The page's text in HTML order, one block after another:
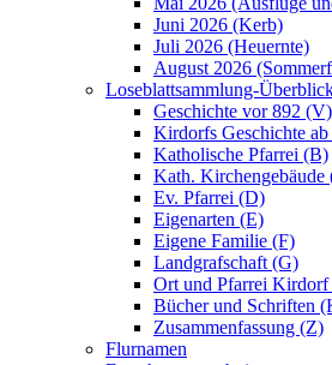
Juni 2026 (Kerb)
Juli 2026 (Heuernte)
August 2026
Loseblattsammlung-
Geschichte vor 892 (V)
Kirdorfs Geschichte
Katholische Pfarrei (B)
Kath. Kirchengebäude
Ev. Pfarrei (D)
Eigenarten (E)
Eigene Familie (F)
Landgrafschaft (G)
Ort und Pfarrei
Bücher und Schriften
Zusammenfassung (Z)
Flurnamen